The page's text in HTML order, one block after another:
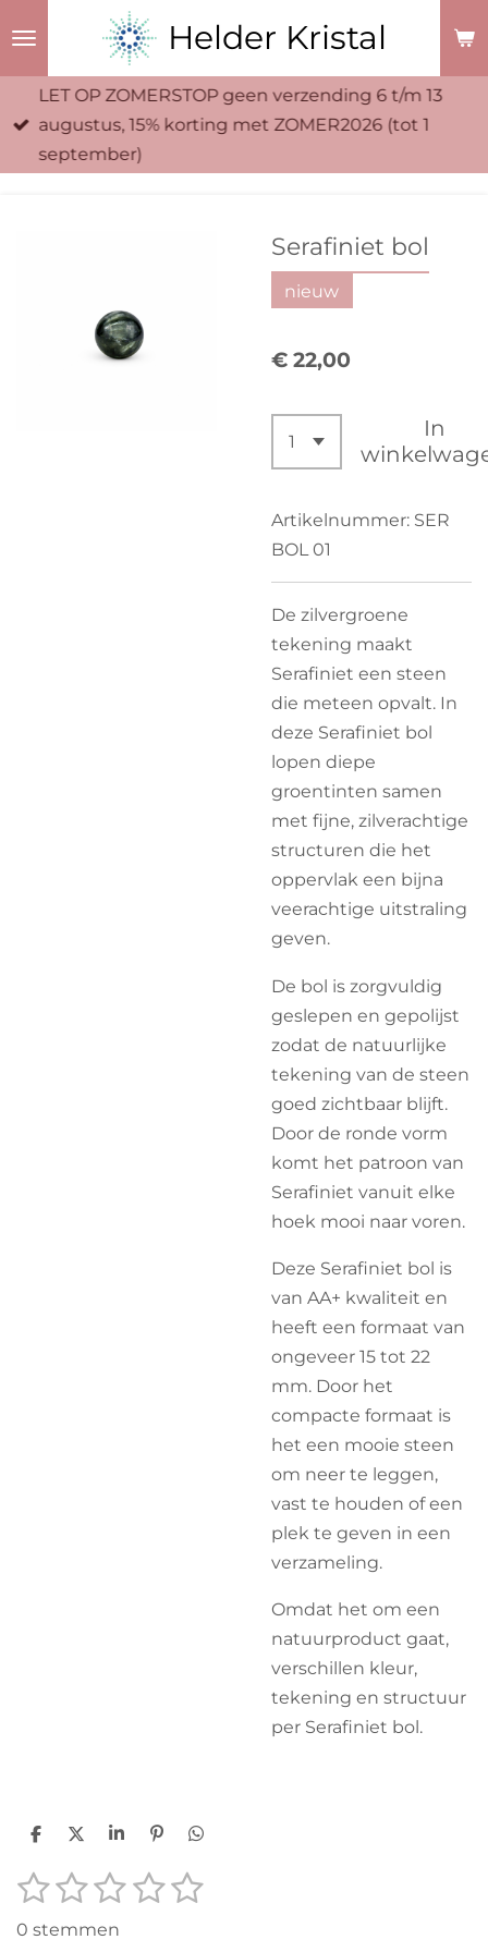
naar
Helder Kristal
LET OP ZOMERSTOP geen verzending 6 t/m 13
augustus, 15% korting met ZOMER2026 (tot 1
september)
Serafiniet bol
nieuw
€ 22,00
In
Artikelnummer: SER
BOL 01
De zilvergroene
tekening maakt
Serafiniet een steen
die meteen opvalt. In
deze Serafiniet bol
lopen diepe
groentinten samen
met fijne, zilverachtige
structuren die het
oppervlak een bijna
veerachtige uitstraling
geven.
De bol is zorgvuldig
geslepen en gepolijst
zodat de natuurlijke
tekening van de steen
goed zichtbaar blijft.
Door de ronde vorm
komt het patroon van
Serafiniet vanuit elke
hoek mooi naar voren.
Deze Serafiniet bol is
van AA+ kwaliteit en
heeft een formaat van
ongeveer 15 tot 22
mm. Door het
compacte formaat is
het een mooie steen
om neer te leggen,
vast te houden of een
plek te geven in een
verzameling.
Omdat het om een
natuurproduct gaat,
verschillen kleur,
tekening en structuur
per Serafiniet bol.
D
l
e
D
e
l
S
a
r
P
n
n
D
e
R
t
1
s
2
s
3
s
4 5
S
0 stemmen